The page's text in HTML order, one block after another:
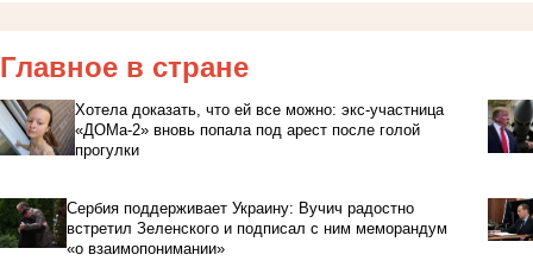
Главное в стране
Хотела доказать, что ей все можно: экс-участница
«ДОМа-2» вновь попала под арест после голой
прогулки
Сербия поддерживает Украину: Вучич радостно
встретил Зеленского и подписал с ним меморандум
«о взаимопонимании»